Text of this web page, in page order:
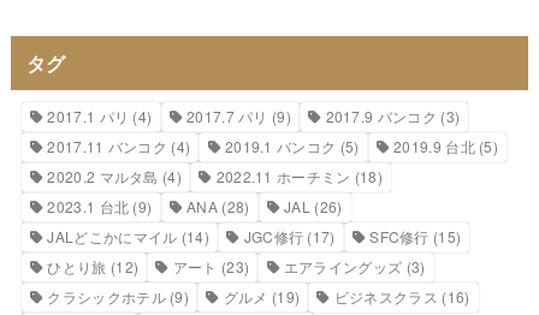
タグ
2017.1 パリ (4) 2017.7 パリ (9) 2017.9 バンコク (3)
2017.11 バンコク (4) 2019.1 バンコク (5) 2019.9 台北(5)
2020.2 マルタ島 (4) 2022.11 ホーチミン (18)
2023.1 台北 (9) ANA(28) JAL (26)
JALどこかにマイル (14) JGC修行 (17) SFC修行 (15)
ひとり旅 (12) アート (23) エアライングッズ (3)
クラシックホテル(9) グルメ (19) ビジネスクラス (16)